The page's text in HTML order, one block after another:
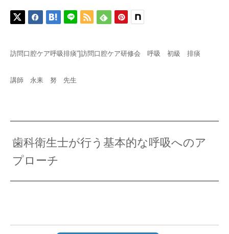
訪問口腔ケア呼吸排痰”]訪問口腔ケア研修会 呼吸 初級 排痰
講師 永耒 努 先生
歯科衛生士が行う基本的な呼吸へのア
プローチ
研修会